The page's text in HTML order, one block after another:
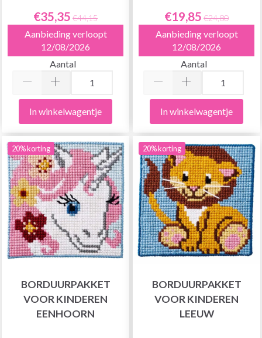
€35,35 €44,15
Aanbieding verloopt
12/08/2026
Aantal
In winkelwagentje
€19,85 €24,80
Aanbieding verloopt
12/08/2026
Aantal
In winkelwagentje
20% korting
BORDUURPAKKET
VOOR KINDEREN
EENHOORN
20% korting
BORDUURPAKKET
VOOR KINDEREN
LEEUW